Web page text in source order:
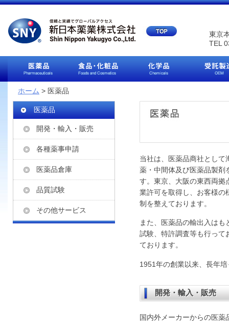
東京
TEL
ホーム > 医薬品
医薬品
開発・輸入・販売
各種薬事申請
医薬品倉庫
品質試験
その他サービス
当社は、医薬品商社として
薬・中間体及び医薬品製剤
す。東京、大阪の東西両拠
業許可を取得し、お客様の
制を整えております。
また、医薬品の輸出入は
試験、特許調査等も行って
ております。
1951年の創業以来、長年
開発・輸入・販売
国内外メーカーからの医